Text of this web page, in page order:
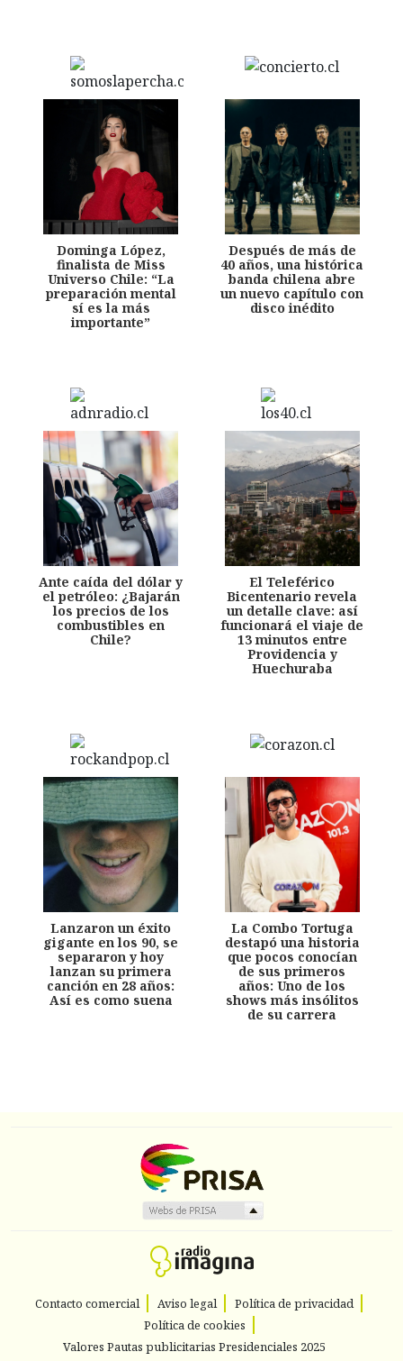
Dominga López,
finalista de Miss
Universo Chile: “La
preparación mental
sí es la más
importante”
Después de más de
40 años, una histórica
banda chilena abre
un nuevo capítulo con
disco inédito
Ante caída del dólar y
el petróleo: ¿Bajarán
los precios de los
combustibles en
Chile?
El Teleférico
Bicentenario revela
un detalle clave: así
funcionará el viaje de
13 minutos entre
Providencia y
Huechuraba
Lanzaron un éxito
gigante en los 90, se
separaron y hoy
lanzan su primera
canción en 28 años:
Así es como suena
La Combo Tortuga
destapó una historia
que pocos conocían
de sus primeros
años: Uno de los
shows más insólitos
de su carrera
Contacto comercial Aviso legal
Política de privacidad
Política de cookies
Valores Pautas publicitarias Presidenciales 2025